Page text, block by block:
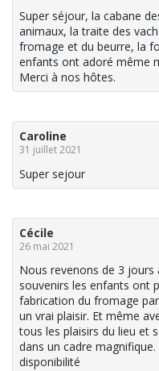
Super séjour, la cabane
animaux, la traite des
fromage et du beurre, la
enfants ont adoré même
Merci à nos hôtes.
Caroline
31 juillet 2021
Super sejour
Cécile
26 mai 2021
Nous revenons de 3
souvenirs les enfants ont
fabrication du fromage
un vrai plaisir. Et même
tous les plaisirs du lieu et
dans un cadre
disponibilité